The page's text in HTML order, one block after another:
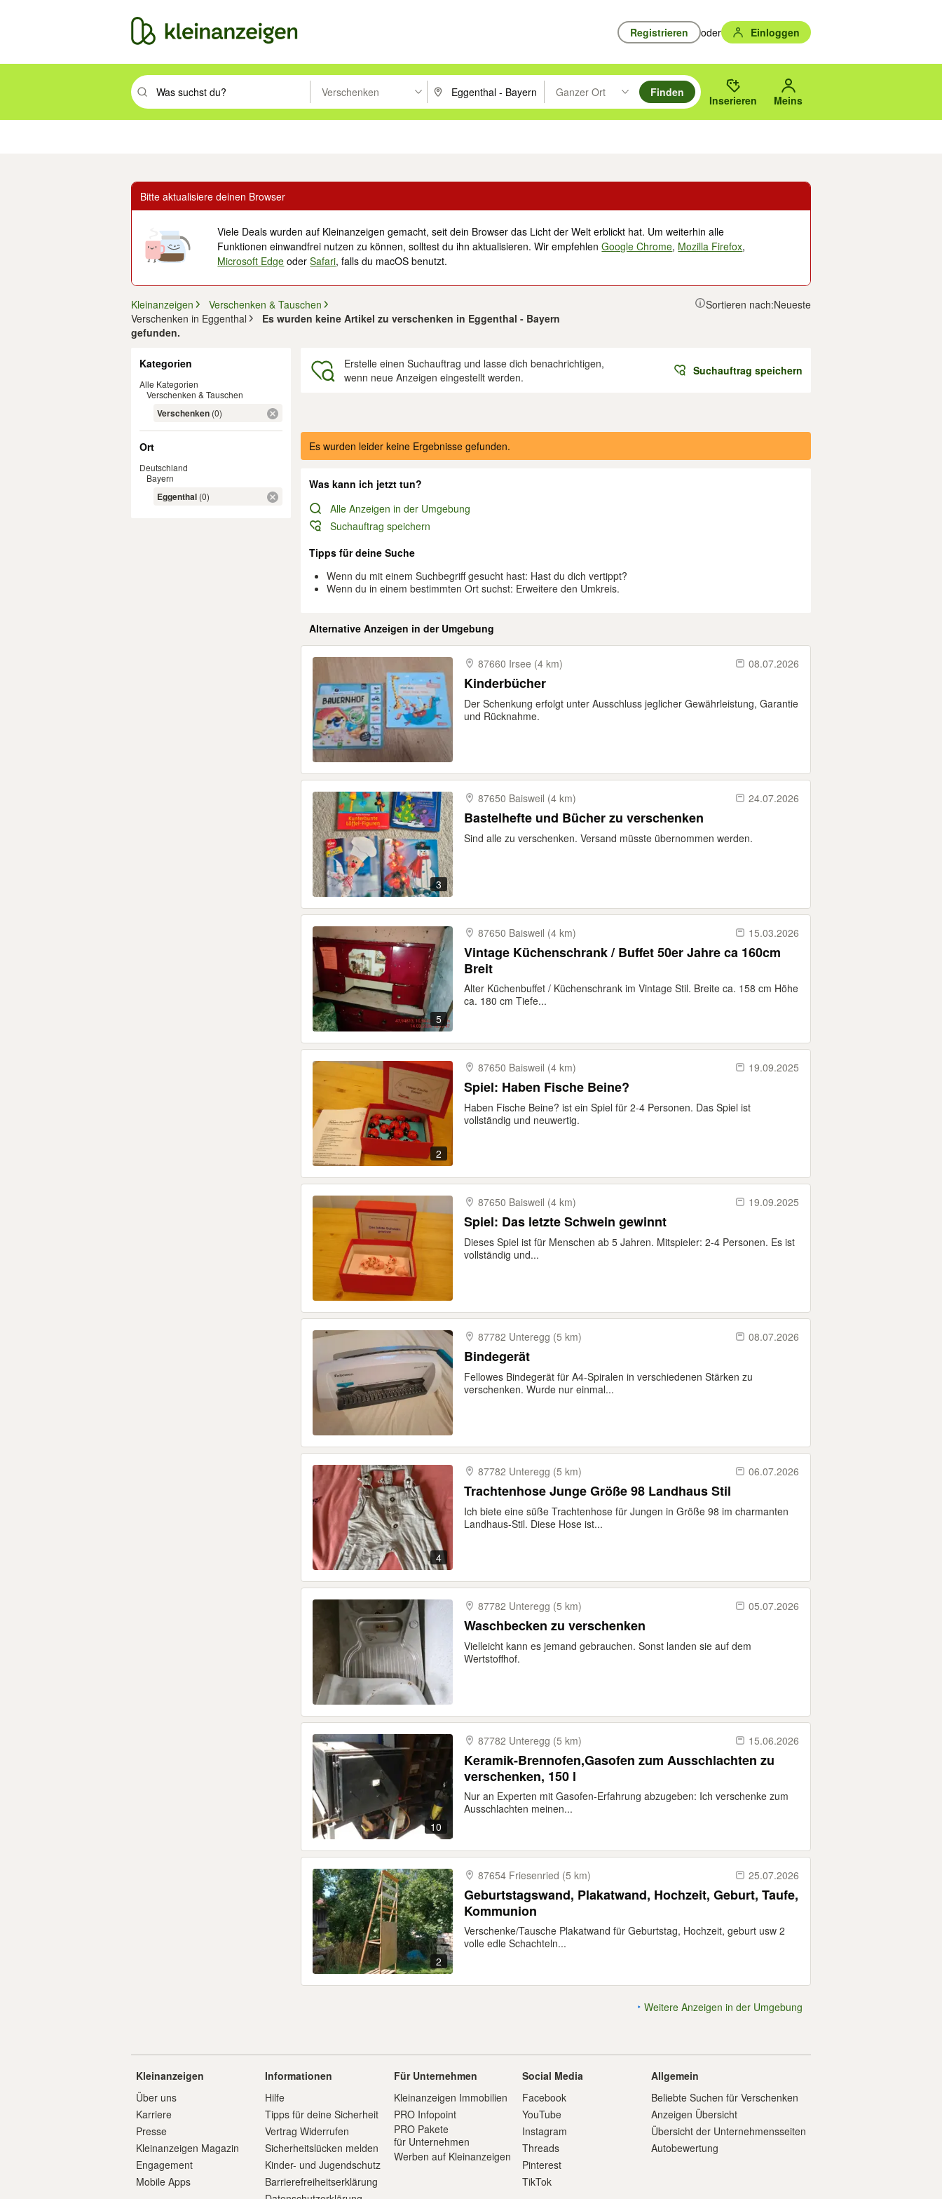
Registrieren oder Einloggen
Suchbegriff eingeben. Eingabetaste drücken um zu suchen, oder Vorschläge mit den Pfeiltasten nach oben/unten durchsuchen und mit Eingabetaste auswählen.
Verschenken PLZ oder Ort eingeben. Eingabetaste drücken um zu suchen, oder Vorschläge mit den Pfeiltasten nach oben/
Ganzer Ort
Suche im Umkreis des gewählten Orts oder PLZ.
Finden
Inserieren Meins
Bitte aktualisiere deinen Browser
Viele Deals wurden auf Kleinanzeigen gemacht, seit dein Browser das Licht der Welt erblickt hat. Um weiterhin alle
Funktionen einwandfrei nutzen zu können, solltest du ihn aktualisieren. Wir empfehlenGoogle Chrome, Mozilla Firefox,
Microsoft Edge oderSafari, falls du macOS benutzt.
Kleinanzeigen
Verschenken & Tauschen
Verschenken in Eggenthal
Es wurden keine Artikel zu verschenken in Eggenthal - Bayern
gefunden.
Sortieren nach:Neueste
Kategorien
Alle Kategorien
Verschenken & Tauschen
Verschenken (0)
Ort
Deutschland
Bayern
Eggenthal (0)
Erstelle einen Suchauftrag und lasse dich benachrichtigen,
wenn neue Anzeigen eingestellt werden.
Suchauftrag speichern
Ergebnisse
Es wurden leider keine Ergebnisse gefunden.
Was kann ich jetzt tun?
Alle Anzeigen in der Umgebung
Suchauftrag speichern
Tipps für deine Suche
Wenn du mit einem Suchbegriff gesucht hast: Hast du dich vertippt?
Wenn du in einem bestimmten Ort suchst: Erweitere den Umkreis.
Alternative Anzeigen in der Umgebung
87660 Irsee (4 km) 08.07.2026
Kinderbücher
Der Schenkung erfolgt unter Ausschluss jeglicher Gewährleistung, Garantie
und Rücknahme.
3
87650 Baisweil (4 km) 24.07.2026
Bastelhefte und Bücher zu verschenken
Sind alle zu verschenken. Versand müsste übernommen werden.
5
87650 Baisweil (4 km) 15.03.2026
Vintage Küchenschrank / Buffet 50er Jahre ca 160cm
Breit
Alter Küchenbuffet / Küchenschrank im Vintage Stil. Breite ca. 158 cm Höhe
ca. 180 cm Tiefe...
2
87650 Baisweil (4 km) 19.09.2025
Spiel: Haben Fische Beine?
Haben Fische Beine? ist ein Spiel für 2-4 Personen. Das Spiel ist
vollständig und neuwertig.
87650 Baisweil (4 km) 19.09.2025
Spiel: Das letzte Schwein gewinnt
Dieses Spiel ist für Menschen ab 5 Jahren. Mitspieler: 2-4 Personen. Es ist
vollständig und...
87782 Unteregg (5 km) 08.07.2026
Bindegerät
Fellowes Bindegerät für A4-Spiralen in verschiedenen Stärken zu
verschenken. Wurde nur einmal...
4
87782 Unteregg (5 km) 06.07.2026
Trachtenhose Junge Größe 98 Landhaus Stil
Ich biete eine süße Trachtenhose für Jungen in Größe 98 im charmanten
Landhaus-Stil. Diese Hose ist...
87782 Unteregg (5 km) 05.07.2026
Waschbecken zu verschenken
Vielleicht kann es jemand gebrauchen. Sonst landen sie auf dem
Wertstoffhof.
10
87782 Unteregg (5 km) 15.06.2026
Keramik-Brennofen,Gasofen zum Ausschlachten zu
verschenken, 150 l
Nur an Experten mit Gasofen-Erfahrung abzugeben: Ich verschenke zum
Ausschlachten meinen...
2
87654 Friesenried (5 km) 25.07.2026
Geburtstagswand, Plakatwand, Hochzeit, Geburt, Taufe,
Kommunion
Verschenke/Tausche Plakatwand für Geburtstag, Hochzeit, geburt usw 2
volle edle Schachteln...
Weitere Anzeigen in der Umgebung
Kleinanzeigen
Über uns
Karriere
Presse
Kleinanzeigen Magazin
Engagement
Mobile Apps
Informationen
Hilfe
Tipps für deine Sicherheit
Vertrag Widerrufen
Sicherheitslücken melden
Kinder- und Jugendschutz
Barrierefreiheitserklärung
Für Unternehmen
Kleinanzeigen Immobilien
PRO Infopoint
PRO Pakete
für Unternehmen
Werben auf Kleinanzeigen
Social Media
Facebook
YouTube
Instagram
Threads
Pinterest
TikTok
Allgemein
Beliebte Suchen für Verschenken
Anzeigen Übersicht
Übersicht der Unternehmensseiten
Autobewertung